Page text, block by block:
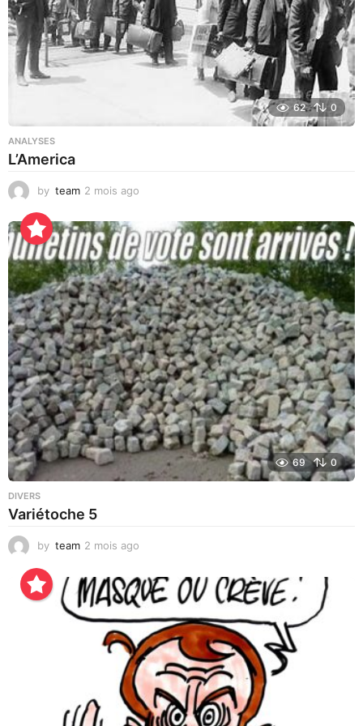
62 0
ANALYSES
L’America
by team 2 mois ago
u
r
s
a
g
o
69 0
DIVERS
Variétoche 5
by team 2 mois ago
e
m
a
i
n
e
s
g
o